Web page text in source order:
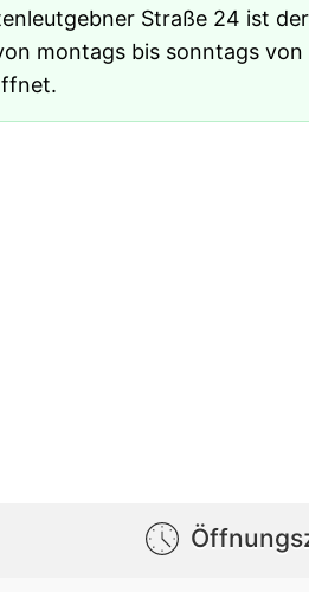
Straße 24 ist
montags bis sonntags